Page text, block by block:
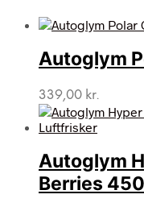
Autoglym
339,00 kr.
Autoglym
Berries